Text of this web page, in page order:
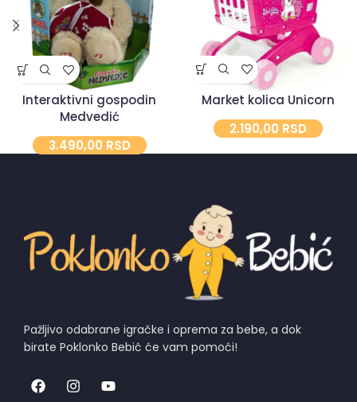
Interaktivni gospodin
Medvedić
3.490,00 RSD
Market kolica Unicorn
2.190,00 RSD
Pažljivo odabrane igračke i oprema za bebe, a dok
birate Poklonko Bebić će vam pomoći!